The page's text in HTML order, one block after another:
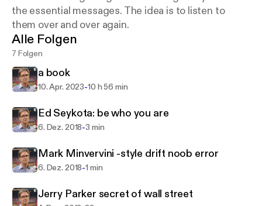
the essential messages. The idea is to listen to
them over and over again.
Alle Folgen
7 Folgen
a book
10. Apr. 2023-10 h 56 min
Ed Seykota: be who you are
6. Dez. 2018-3 min
Mark Minvervini -style drift noob error
6. Dez. 2018-1 min
Jerry Parker secret of wall street